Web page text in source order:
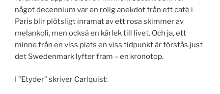
något decennium var en rolig anekdot från ett café i
Paris blir plötsligt inramat av ett rosa skimmer av
melankoli, men också en kärlek till livet. Och ja, ett
minne från en viss plats en viss tidpunkt är förstås just
det Swedenmark lyfter fram – en kronotop.
I ”Etyder” skriver Carlquist: